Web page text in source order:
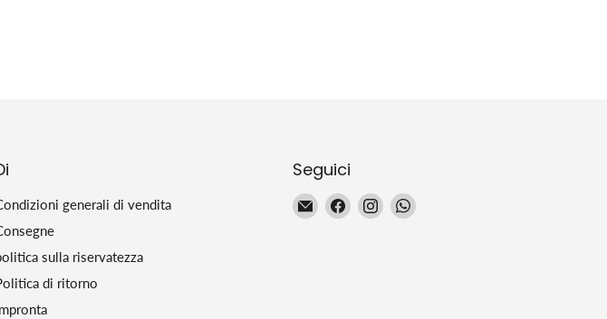
generali di vendita
sulla riservatezza
di ritorno
Seguici
EmailTrovaciTrovaciTrovaci